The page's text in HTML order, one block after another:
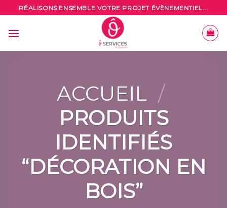
to
content
RÉALISONS ENSEMBLE VOTRE PROJET ÉVÈNEMENTIEL...
ACCUEIL /
PRODUITS
IDENTIFIÉS
“DÉCORATION EN
BOIS”